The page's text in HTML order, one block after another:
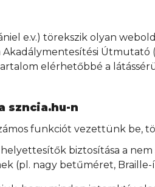
e.v.) törekszik olyan
Útmutató
elérhetőbbé a
szncia.hu-n
funkciót vezettünk be,
helyettesítők biztosítása a
(pl. nagy betűméret, Braille-